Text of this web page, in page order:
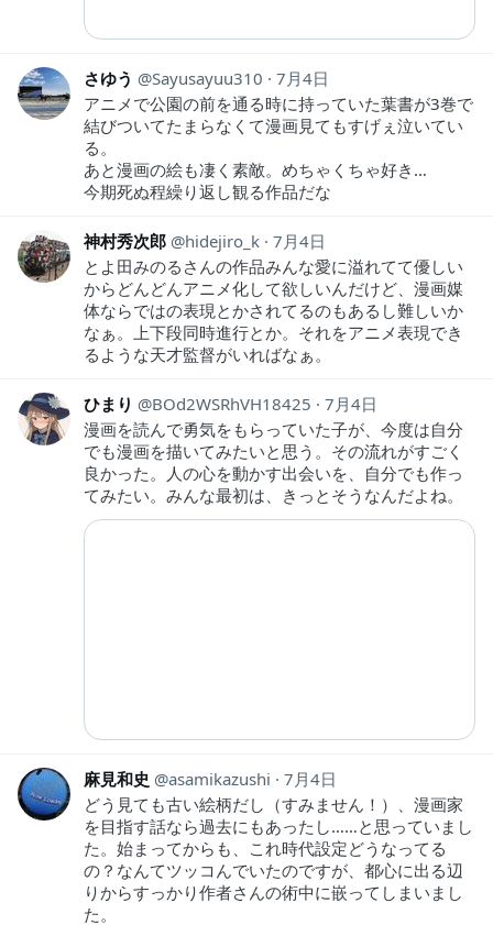
さゆう Sayusayuu310
7月4日
アニメで公園の前を通る時に持っていた葉書が3巻で
結びついてたまらなくて漫画見てもすげぇ泣いてい
る。
あと漫画の絵も凄く素敵。めちゃくちゃ好き…
今期死ぬ程繰り返し観る作品だな
神村秀次郎 hidejiro_k 7月4日
とよ田みのるさんの作品みんな愛に溢れてて優しい
からどんどんアニメ化して欲しいんだけど、漫画媒
体ならではの表現とかされてるのもあるし難しいか
なぁ。上下段同時進行とか。それをアニメ表現でき
るような天才監督がいればなぁ。
ひまり BOd2WSRhVH18425
7月4日
漫画を読んで勇気をもらっていた子が、今度は自分
でも漫画を描いてみたいと思う。その流れがすごく
良かった。人の心を動かす出会いを、自分でも作っ
てみたい。みんな最初は、きっとそうなんだよね。
麻見和史 asamikazushi
7月4日
どう見ても古い絵柄だし（すみません！）、漫画家
を目指す話なら過去にもあったし……と思っていまし
た。始まってからも、これ時代設定どうなってる
の？なんてツッコんでいたのですが、都心に出る辺
りからすっかり作者さんの術中に嵌ってしまいまし
た。